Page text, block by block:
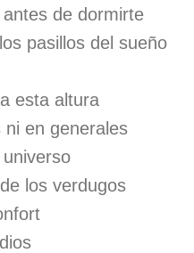
de dormirte
pasillos del sueño
esta altura
en generales
los verdugos